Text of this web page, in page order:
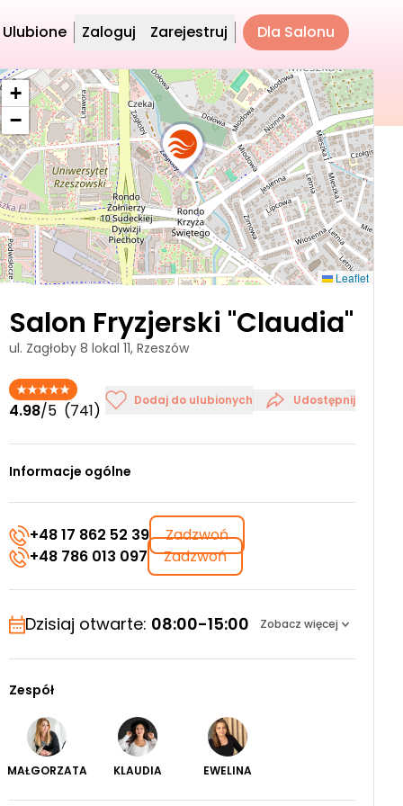
Ulubione Zaloguj Zarejestruj Dla Salonu
+
−
Leaflet
Salon Fryzjerski "Claudia"
ul. Zagłoby 8 lokal 11, Rzeszów
4.98/5 (741)
Dodaj do ulubionych Udostępnij
Informacje ogólne
+48 17 862 52 39
Zadzwoń
+48 786 013 097
Zadzwoń
Dzisiaj otwarte: 08:00-15:00 Zobacz więcej
Zespół
MAŁGORZATA KLAUDIA EWELINA